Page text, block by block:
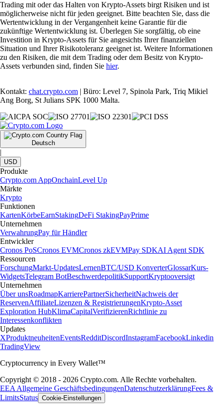
Trading mit oder das Halten von Krypto-Assets birgt Risiken und ist
möglicherweise nicht für jeden geeignet. Bitte beachten Sie, dass die
Wertentwicklung in der Vergangenheit keine Garantie für die
zukünftige Wertentwicklung ist. Überlegen Sie sorgfältig, ob eine
Investition in Krypto-Assets für Sie angesichts Ihrer finanziellen
Situation und Ihrer Risikotoleranz geeignet ist. Weitere Informationen
zu den Risiken, die mit dem Trading oder dem Besitz von Krypto-
Assets verbunden sind, finden Sie hier.
Kontakt: chat.crypto.com | Büro: Level 7, Spinola Park, Triq Mikiel
Ang Borg, St Julians SPK 1000 Malta.
Deutsch
|
USD
Produkte
Crypto.com AppOnchainLevel Up
Märkte
Krypto
Funktionen
KartenKörbeEarnStakingDeFi StakingPayPrime
Unternehmen
VerwahrungPay für Händler
Entwickler
Cronos PoSCronos EVMCronos zkEVMPay SDKAI Agent SDK
Ressourcen
ForschungMarkt-UpdatesLernenBTC/USD KonverterGlossarKurs-
WidgetsTelegram BotBeschwerdepolitikSupportKryptooversigt
Unternehmen
Über unsRoadmapKarrierePartnerSicherheitNachweis der
ReservenAffiliateLizenzen & RegistrierungenKrypto-Asset
Exploration HubKlimaCapitalVerifizierenRichtlinie zu
Interessenkonflikten
Updates
XProduktneuheitenEventsRedditDiscordInstagramFacebookLinkedin
TradingView
Cryptocurrency in Every Wallet™
Copyright © 2018 - 2026 Crypto.com. Alle Rechte vorbehalten.
EEA Allgemeine GeschäftsbedingungenDatenschutzerklärungFees &
LimitsStatus Cookie-Einstellungen